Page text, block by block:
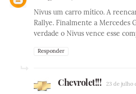
Nivus um carro mítico. A
Rallye. Finalmente a Mercedes
verdade o Nivus vence esse
Responder
Chevrolet!!! 23 de julho